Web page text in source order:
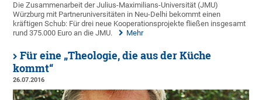
Die Zusammenarbeit der Julius-Maximilians-Universität (JMU)
Würzburg mit Partneruniversitäten in Neu-Delhi bekommt einen
kräftigen Schub: Für drei neue Kooperationsprojekte fließen insgesamt
rund 375.000 Euro an die JMU.
Mehr
Für eine „Theologie, die aus der Küche
kommt“
26.07.2016